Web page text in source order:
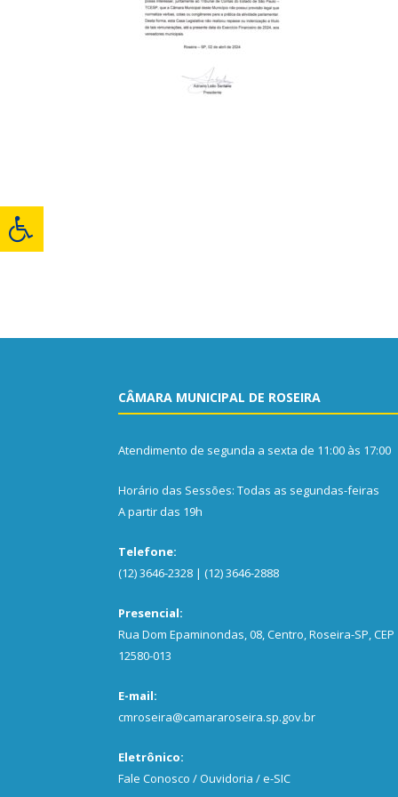
CÂMARA MUNICIPAL DE ROSEIRA
Atendimento de segunda a sexta de 11:00 às 17:00
Horário das Sessões: Todas as segundas-feiras
A partir das 19h
Telefone:
(12) 3646-2328 | (12) 3646-2888
Presencial:
Rua Dom Epaminondas, 08, Centro, Roseira-SP, CEP
12580-013
E-mail:
cmroseira@camararoseira.sp.gov.br
Eletrônico:
Fale Conosco / Ouvidoria / e-SIC